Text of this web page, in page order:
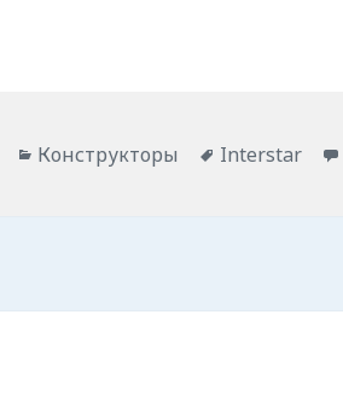
Рубрики
Конструкторы Метки
Interstar